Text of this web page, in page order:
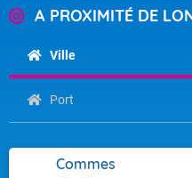
A PROXIMITÉ DE
Ville
Port
Commes